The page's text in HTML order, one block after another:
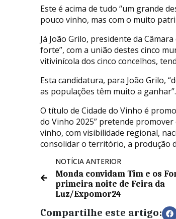
Este é acima de tudo “um grande
pouco vinho, mas com o muito
Já João Grilo, presidente da
forte”, com a união destes cinco
vitivinícola dos cinco concelhos,
Esta candidatura, para João Grilo,
as populações têm muito a ganhar”.
O título de Cidade do Vinho é
do Vinho 2025” pretende
vinho, com visibilidade regional,
consolidar o território, a produção
NOTÍCIA ANTERIOR
Monda convidam Tim e os
primeira noite de Feira da
Luz/Expomor24
Compartilhe este artigo: